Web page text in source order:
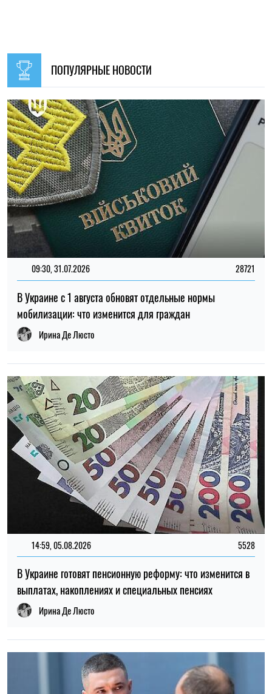
09:30, 31.07.2026
В Украине с 1 августа обновят отдельные нормы
мобилизации: что изменится для граждан
Ирина Де Люсто
14:59, 05.08.2026
В Украине готовят пенсионную реформу: что изменится в
выплатах, накоплениях и специальных пенсиях
Ирина Де Люсто
12:37, 31.07.2026
Федоров рассказал о конфликте вокруг реформ армии,
отношении к протестам и будущем войны – интервью NYT
Ирина Де Люсто